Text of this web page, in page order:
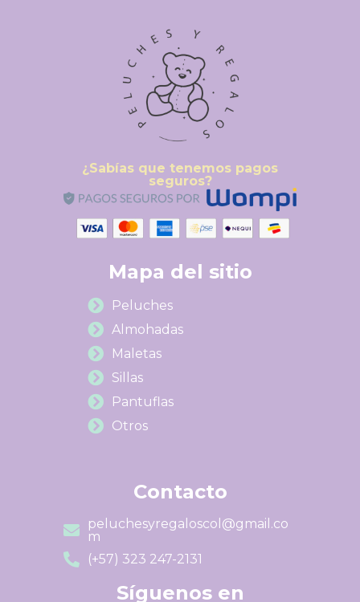
¿Sabías que tenemos pagos
seguros?
Mapa del sitio
Peluches
Almohadas
Maletas
Sillas
Pantuflas
Otros
Contacto
peluchesyregaloscol@gmail.co
m
(+57) 323 247-2131
Síguenos en